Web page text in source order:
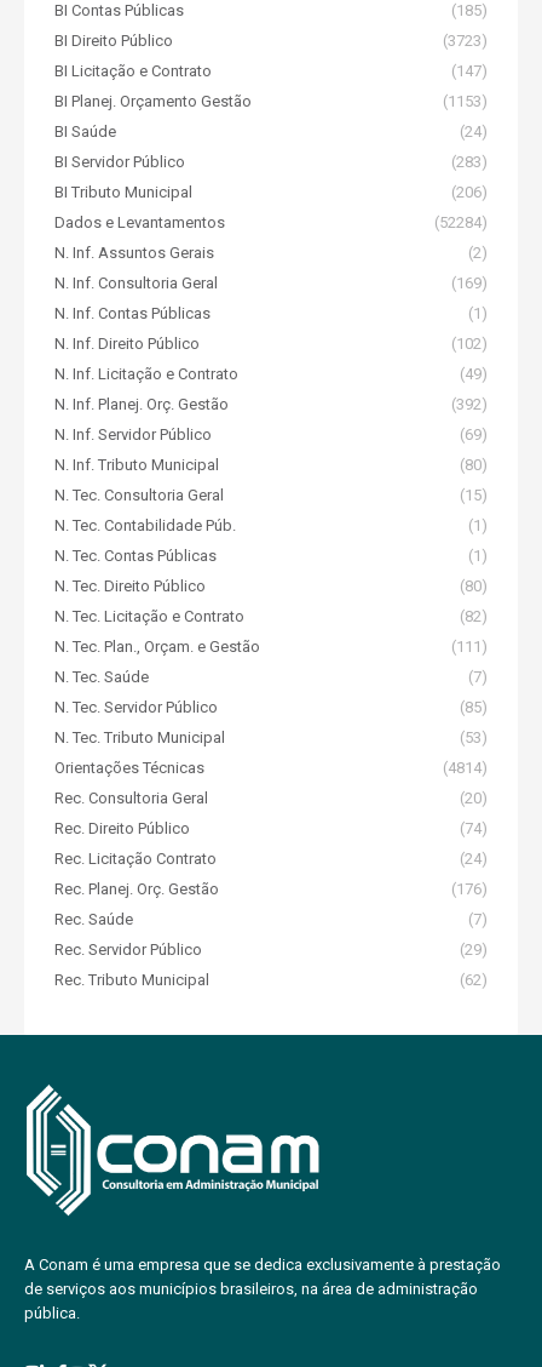
BI Contas Públicas
(185)
BI Direito Público
(3723)
BI Licitação e Contrato
(147)
BI Planej. Orçamento Gestão
(1153)
BI Saúde
(24)
BI Servidor Público
(283)
BI Tributo Municipal
(206)
Dados e Levantamentos
(52284)
N. Inf. Assuntos Gerais
(2)
N. Inf. Consultoria Geral
(169)
N. Inf. Contas Públicas
(1)
N. Inf. Direito Público
(102)
N. Inf. Licitação e Contrato
(49)
N. Inf. Planej. Orç. Gestão
(392)
N. Inf. Servidor Público
(69)
N. Inf. Tributo Municipal
(80)
N. Tec. Consultoria Geral
(15)
N. Tec. Contabilidade Púb.
(1)
N. Tec. Contas Públicas
(1)
N. Tec. Direito Público
(80)
N. Tec. Licitação e Contrato
(82)
N. Tec. Plan., Orçam. e Gestão
(111)
N. Tec. Saúde
(7)
N. Tec. Servidor Público
(85)
N. Tec. Tributo Municipal
(53)
Orientações Técnicas
(4814)
Rec. Consultoria Geral
(20)
Rec. Direito Público
(74)
Rec. Licitação Contrato
(24)
Rec. Planej. Orç. Gestão
(176)
Rec. Saúde
(7)
Rec. Servidor Público
(29)
Rec. Tributo Municipal
(62)
A Conam é uma empresa que se dedica exclusivamente à prestação
de serviços aos municípios brasileiros, na área de administração
pública.